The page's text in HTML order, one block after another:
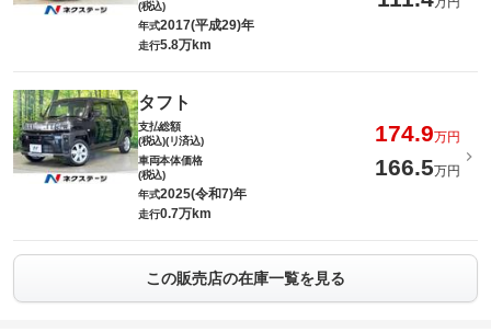
(税込)
年式2017(平成29)年
走行5.8万km
タフト
支払総額
(税込)(リ済込)
174.9万円
車両本体価格
(税込)
166.5万円
年式2025(令和7)年
走行0.7万km
この販売店の在庫一覧を見る